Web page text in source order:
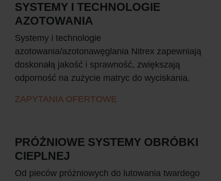
SYSTEMY I TECHNOLOGIE
AZOTOWANIA
Systemy i technologie
azotowania/azotonawęglania Nitrex zapewniają
doskonałą jakość i sprawność, zwiększają
odporność na zużycie matryc do wyciskania.
ZAPYTANIA OFERTOWE
PRÓŻNIOWE SYSTEMY OBRÓBKI
CIEPLNEJ
Od pieców próżniowych do lutowania twardego